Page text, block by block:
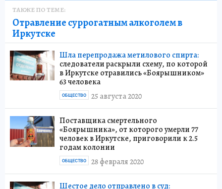
ТАКЖЕ ПО ТЕМЕ:
Отравление суррогатным алкоголем в
Иркутске
Шла перепродажа метилового спирта:
следователи раскрыли схему, по которой
в Иркутске отравились «Боярышником»
63 человека
25 августа 2020
ОБЩЕСТВО
Поставщика смертельного
«Боярышника», от которого умерли 77
человек в Иркутске, приговорили к 2.5
годам колонии
28 февраля 2020
ОБЩЕСТВО
Шестое дело отправлено в суд: